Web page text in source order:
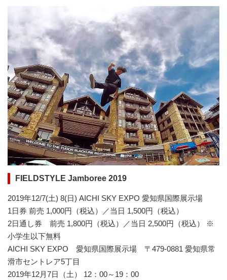
FIELDSTYLE Jamboree 2019
2019年12/7(土) 8(日) AICHI SKY EXPO 愛知県国際展示場
1日券 前売 1,000円（税込）／当日 1,500円（税込）
2日通し券 前売 1,800円（税込）／当日 2,500円（税込） ※
小学生以下無料
AICHI SKY EXPO 愛知県国際展示場 〒479-0881 愛知県常
滑市セントレア5丁目
2019年12月7日（土） 12：00～19：00